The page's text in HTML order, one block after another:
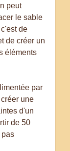
peut
le sable
de
de créer un
éléments
par
une
d'un
de 50
pas